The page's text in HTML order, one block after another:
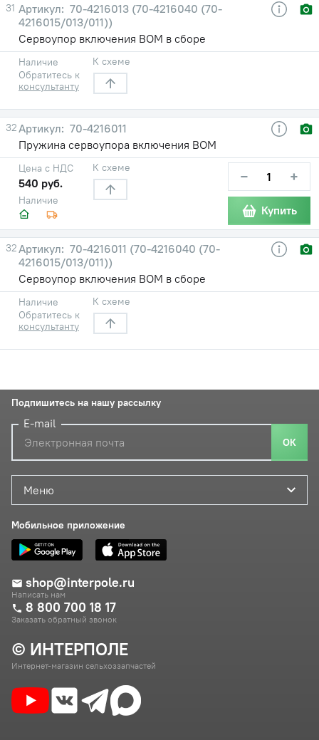
31
70-4216013 (70-4216040 (70-
4216015/013/011))
Сервоупор включения ВОМ в сборе
Наличие
Обратитесь к
консультанту
К схеме
32
70-4216011
Пружина сервоупора включения ВОМ
Наличие
Цена с НДС
540 руб.
К схеме − +
Купить
32
70-4216011 (70-4216040 (70-
4216015/013/011))
Сервоупор включения ВОМ в сборе
Наличие
Обратитесь к
консультанту
К схеме
© ИНТЕРПОЛЕ
Интернет-магазин сельхоззапчастей
Меню
Мобильное приложение
shop@interpole.ru
Написать нам
8 800 700 18 17
Заказать обратный звонок
Подпишитесь на нашу рассылку
E-mail
ОК